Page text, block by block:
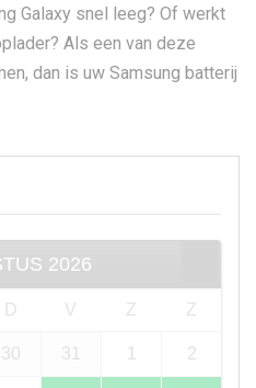
Galaxy snel leeg? Of werkt
Als een van deze
dan is uw Samsung batterij
2026
D V Z Z
30 31 1 2